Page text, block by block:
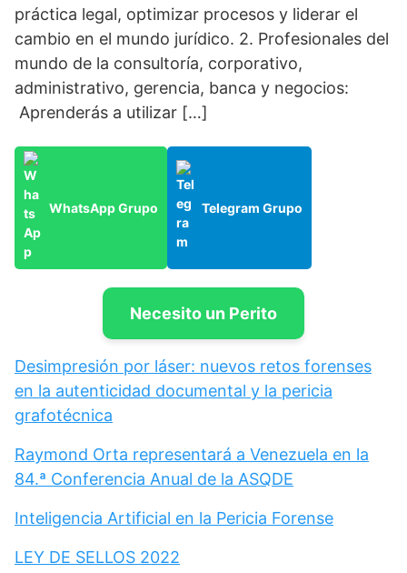
práctica legal, optimizar procesos y liderar el
cambio en el mundo jurídico. 2. Profesionales del
mundo de la consultoría, corporativo,
administrativo, gerencia, banca y negocios:
Aprenderás a utilizar […]
WhatsApp Grupo Telegram Grupo
Necesito un Perito
Desimpresión por láser: nuevos retos forenses
en la autenticidad documental y la pericia
grafotécnica
Raymond Orta representará a Venezuela en la
84.ª Conferencia Anual de la ASQDE
Inteligencia Artificial en la Pericia Forense
LEY DE SELLOS 2022